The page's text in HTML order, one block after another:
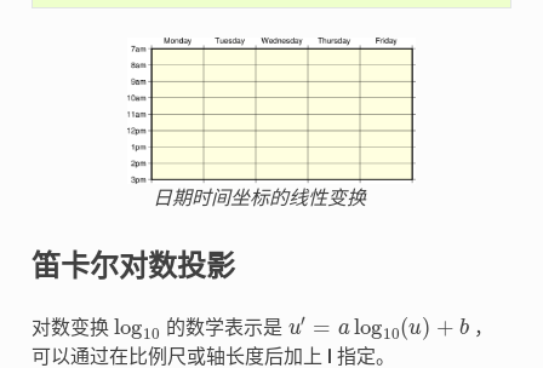
日期时间坐标的线性变换
笛卡尔对数投影
对数变换 log10
log10 的数学表示是 u′ = alog10(u) + b
u′ =alog10(u)+b
，
可以通过在比例尺或轴长度后加上
指定。